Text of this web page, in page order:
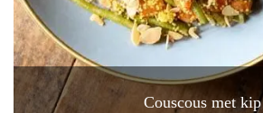
Couscous met kip